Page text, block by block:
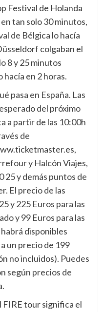
Festival de Holanda
tan solo 30 minutos,
de Bélgica lo hacía
colgaban el
8 y 25 minutos
en 2 horas.
pasa en España. Las
del próximo
a partir de las 10:00h
de
y Halcón Viajes,
25 y demás puntos de
El precio de las
y 225 Euros para las
y 99 Euros para las
disponibles
un precio de 199
no incluidos). Puedes
según precios de
FIRE tour significa el